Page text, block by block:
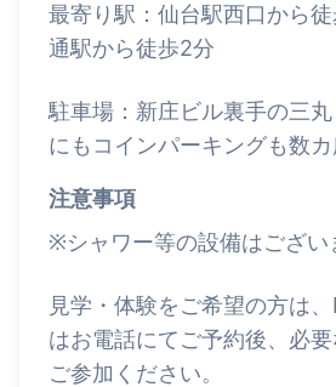
最寄り駅：仙台駅西口から
通駅から徒歩2分
駐車場：新庄ビル裏手の三
にもコインパーキングも数カ
注意事項
※シャワー等の設備はござい
見学・体験をご希望の方は
はお電話にてご予約後、必
ご参加ください。